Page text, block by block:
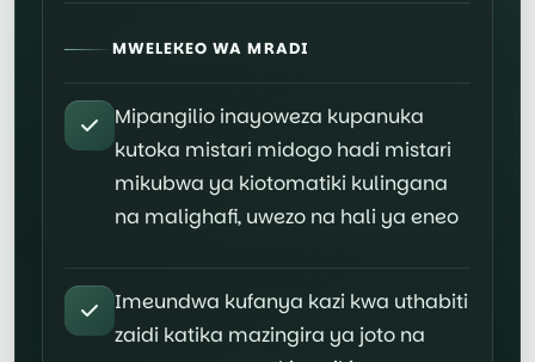
MWELEKEO WA MRADI
Mipangilio inayoweza kupanuka
kutoka mistari midogo hadi mistari
mikubwa ya kiotomatiki kulingana
na malighafi, uwezo na hali ya eneo
Imeundwa kufanya kazi kwa uthabiti
zaidi katika mazingira ya joto na